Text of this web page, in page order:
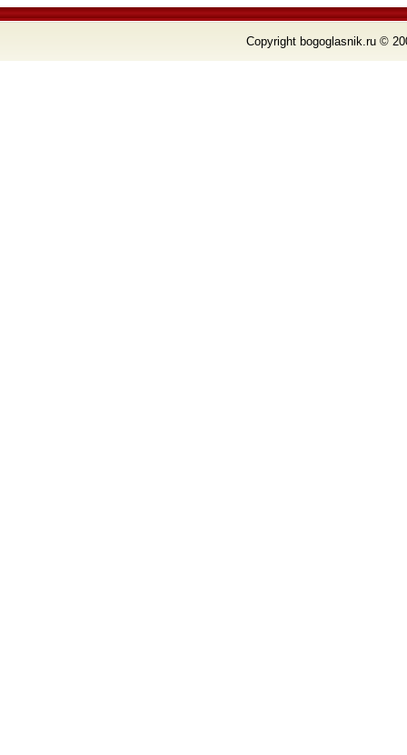
Copyright bogoglasnik.ru ©